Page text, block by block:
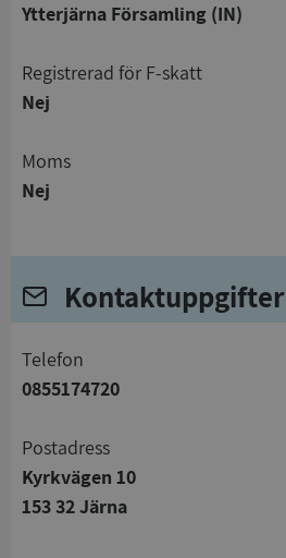
Ytterjärna Församling (IN)
registrerad för F-skatt
Nej
Moms
Nej
Kontaktuppgifter
telefon
0855174720
Postadress
Kyrkvägen 10
153 32 Järna